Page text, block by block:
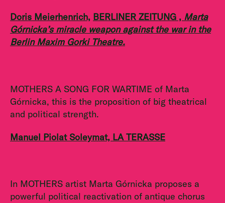
Doris Meierhenrich, BERLINER ZEITUNG , Marta
Górnicka’s miracle weapon against the war in the
Berlin Maxim Gorki Theatre.
MOTHERS A SONG FOR WARTIME of Marta
Górnicka, this is the proposition of big theatrical
and political strength.
Manuel Piolat Soleymat, LA TERASSE
In MOTHERS artist Marta Górnicka proposes a
powerful political reactivation of antique chorus